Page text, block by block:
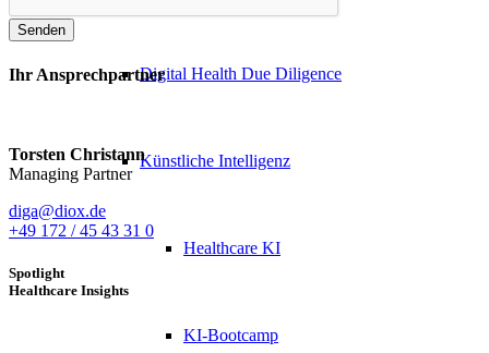
Digital Health Due Diligence
Künstliche Intelligenz
Healthcare KI
KI-Bootcamp
Senden
Ihr Ansprechpartner
Torsten Christann
Managing Partner
diga@diox.de
+49 172 / 45 43 31 0
Spotlight
Healthcare Insights